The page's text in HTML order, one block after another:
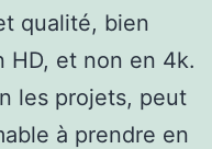
qualité, bien
HD, et non en 4k.
les projets, peut
à prendre en